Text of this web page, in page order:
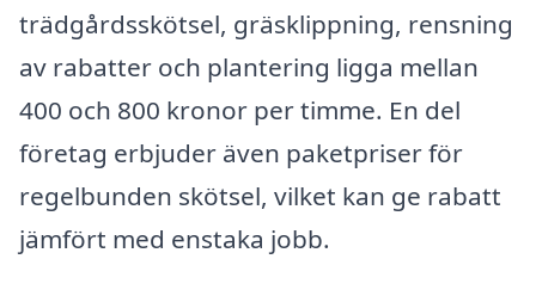
trädgårdsskötsel, gräsklippning, rensning
av rabatter och plantering ligga mellan
400 och 800 kronor per timme. En del
företag erbjuder även paketpriser för
regelbunden skötsel, vilket kan ge rabatt
jämfört med enstaka jobb.